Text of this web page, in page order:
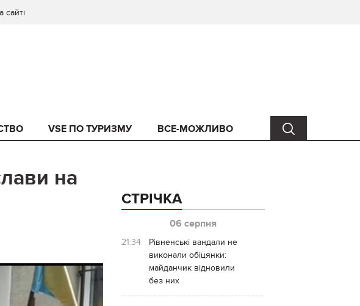
сайті
VSE ПО ТУРИЗМУ ВСЕ-МОЖЛИВО
на
СТРІЧКА
06 серпня
21:34
Рівненські вандали не
виконали обіцянки:
майданчик відновили
без них